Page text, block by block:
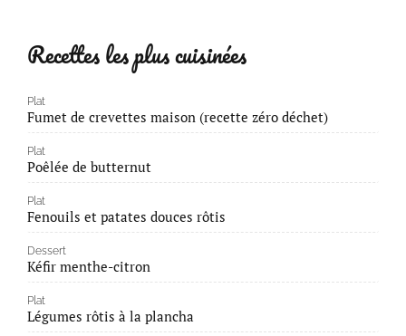
Recettes les plus cuisinées
Plat
Fumet de crevettes maison (recette zéro déchet)
Plat
Poêlée de butternut
Plat
Fenouils et patates douces rôtis
Dessert
Kéfir menthe-citron
Plat
Légumes rôtis à la plancha